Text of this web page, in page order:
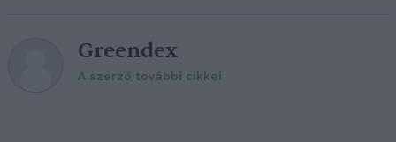
Greendex
A szerző további cikkei